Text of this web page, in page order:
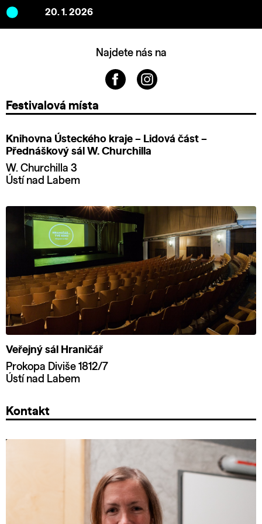
20. 1. 2026
Najdete nás na
Festivalová místa
Knihovna Ústeckého kraje – Lidová část –
Přednáškový sál W. Churchilla
W. Churchilla 3
Ústí nad Labem
Veřejný sál Hraničář
Prokopa Diviše 1812/7
Ústí nad Labem
Kontakt